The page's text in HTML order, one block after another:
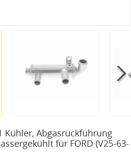
Kühler, Abgasrückführung
für FORD (V25-63-